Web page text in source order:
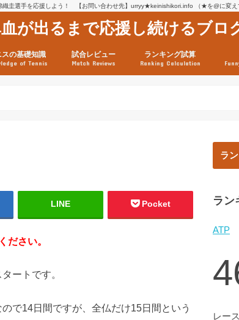
織圭選手を応援しよう！ 【お問い合わせ先】urryy★keinishikori.info （★を@に変え
が出るまで応援し続けるブロ
スの基礎知識
of Tennis
試合レビュー
Match Reviews
ランキング試算
Ranking Calculation
LINE Pocket
ださい。
ートです。
で14日間ですが、全仏だけ15日間という
ラ
ラン
ATP
レース